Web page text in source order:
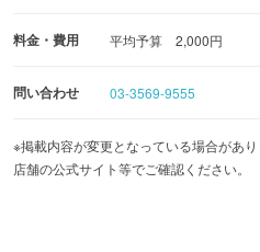
料金・費用 平均予算 2,000円
問い合わせ 03-3569-9555
※掲載内容が変更となっている場合があ
店舗の公式サイト等でご確認ください。